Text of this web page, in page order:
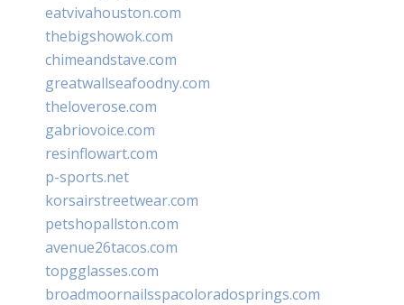
eatvivahouston.com
thebigshowok.com
chimeandstave.com
greatwallseafoodny.com
theloverose.com
gabriovoice.com
resinflowart.com
p-sports.net
korsairstreetwear.com
petshopallston.com
avenue26tacos.com
topgglasses.com
broadmoornailsspacoloradosprings.com